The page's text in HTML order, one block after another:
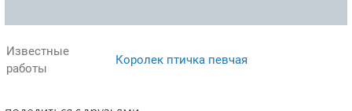
Известные
работы
Королек птичка певчая